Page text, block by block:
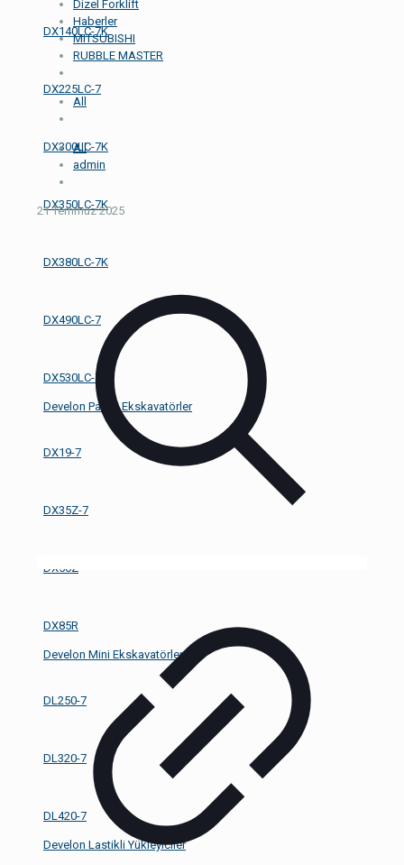
DX140LC-7K
DX225LC-7
DX300LC-7K
DX350LC-7K
DX380LC-7K
DX490LC-7
DX530LC-7K
Develon Paletli Ekskavatörler
DX19-7
DX35Z-7
DX50Z
DX85R
Develon Mini Ekskavatörler
DL250-7
DL320-7
DL420-7
Develon Lastikli Yükleyiciler
Dizel Forklift
Haberler
MITSUBISHI
RUBBLE MASTER
All
All
admin
21 Temmuz 2025